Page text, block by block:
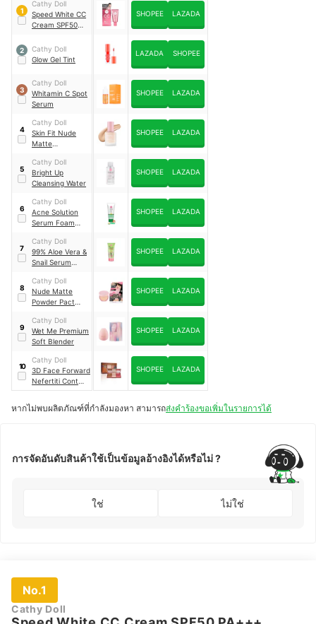
1
Cathy Doll
Speed White CC
Cream SPF50
SHOPEE LAZADA
2
Cathy Doll
Glow Gel Tint
LAZADA SHOPEE
3
Cathy Doll
Whitamin C Spot
Serum
SHOPEE LAZADA
4
Cathy Doll
Skin Fit Nude
Matte
SHOPEE LAZADA
5
Cathy Doll
Bright Up
Cleansing Water
SHOPEE LAZADA
6
Cathy Doll
Acne Solution
Serum Foam
SHOPEE LAZADA
7
Cathy Doll
99% Aloe Vera &
Snail Serum
SHOPEE LAZADA
8
Cathy Doll
Nude Matte
Powder Pact
SHOPEE LAZADA
9
Cathy Doll
Wet Me Premium
Soft Blender
SHOPEE LAZADA
10
Cathy Doll
3D Face Forward
Nefertiti Contour
Kit
SHOPEE LAZADA
หากไม่พบผลิตภัณฑ์ที่กำลังมองหา สามารถส่งคำร้องขอเพิ่มในรายการได้
การจัดอันดับสินค้าใช้เป็นข้อมูลอ้างอิงได้หรือไม่ ?
ใช่ ไม่ใช่
No.1
Cathy Doll